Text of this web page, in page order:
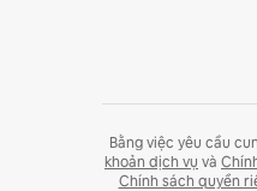
Bằng việc yêu cầu
khoản dịch vụ và
Chính sách quyền